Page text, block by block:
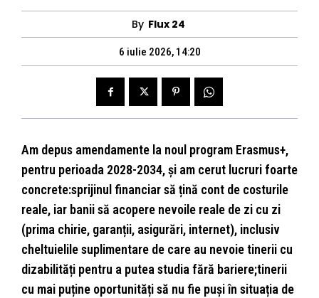
By Flux 24
6 iulie 2026, 14:20
Am depus amendamente la noul program Erasmus+,
pentru perioada 2028-2034, și am cerut lucruri foarte
concrete:sprijinul financiar să țină cont de costurile
reale, iar banii să acopere nevoile reale de zi cu zi
(prima chirie, garanții, asigurări, internet), inclusiv
cheltuielile suplimentare de care au nevoie tinerii cu
dizabilități pentru a putea studia fără bariere;tinerii
cu mai puține oportunități să nu fie puși în situația de